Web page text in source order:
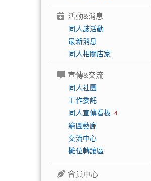
活動&消息
同人誌活動
最新消息
同人相關店家
宣傳&交流
同人社團
工作委託
同人宣傳看板 4
繪圖藝廊
交流中心
攤位轉讓區
會員中心